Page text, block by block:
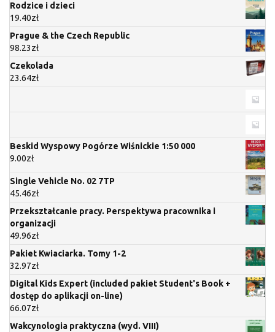
Rodzice i dzieci
19.40zł
Prague & the Czech Republic
98.23zł
Czekolada
23.64zł
Beskid Wyspowy Pogórze Wiśnickie 1:50 000
9.00zł
Single Vehicle No. 02 7TP
45.46zł
Przekształcanie pracy. Perspektywa pracownika i
organizacji
49.96zł
Pakiet Kwiaciarka. Tomy 1-2
32.97zł
Digital Kids Expert (included pakiet Student's Book +
dostęp do aplikacji on-line)
66.07zł
Wakcynologia praktyczna (wyd. VIII)